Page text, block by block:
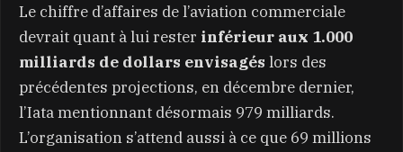
Le chiffre d’affaires de l’aviation commerciale
devrait quant à lui rester inférieur aux 1.000
milliards de dollars envisagés lors des
précédentes projections, en décembre dernier,
l’Iata mentionnant désormais 979 milliards.
L’organisation s’attend aussi à ce que 69 millions